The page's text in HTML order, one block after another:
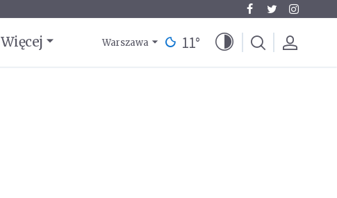
Więcej Warszawa 11°